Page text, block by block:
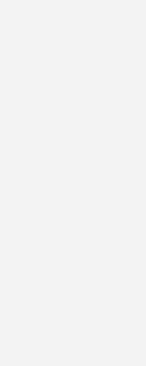
und das umfangreiche
die Chillventa auf Hochtouren. Die
vom 11. bis 13. Oktober 2022 live